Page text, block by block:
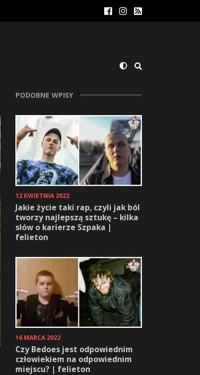
PODOBNE WPISY
12 KWIETNIA 2022
Jakie życie taki rap, czyli jak ból
tworzy najlepszą sztukę – kilka
słów o karierze Szpaka |
felieton
16 MARCA 2022
Czy Bedoes jest odpowiednim
człowiekiem na odpowiednim
miejscu? | felieton